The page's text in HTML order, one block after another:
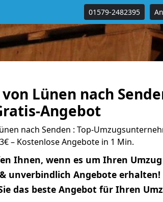
01579-2482395
Lünen nach
Angebot
nach Senden : Top-
– Kostenlose Angebote in 1 Min.
Ihnen, wenn es um Ihren
unverbindlich Angebote erhalten!
das beste Angebot für Ihren